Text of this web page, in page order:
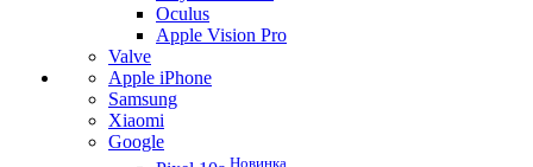
Oculus
Apple Vision Pro
Valve
Apple iPhone
Samsung
Xiaomi
Google
Новинка